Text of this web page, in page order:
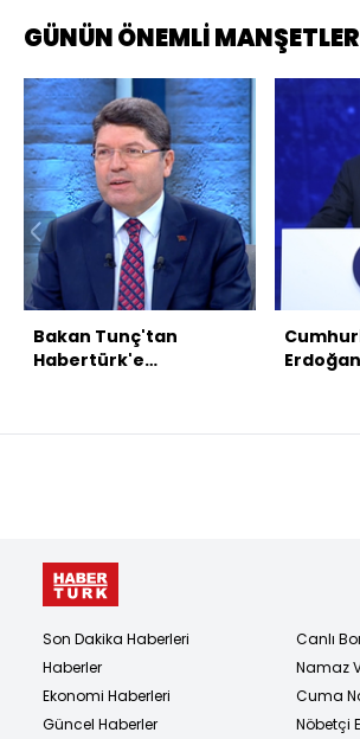
GÜNÜN ÖNEMLİ
Bakan Tunç'tan
Habertürk'e
Son Dakika Haberleri
Haberler
Ekonomi Haberleri
Güncel Haberler
Canlı
Namaz
Cuma
Nöbetçi